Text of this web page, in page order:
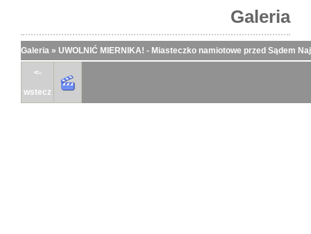
Galeria
Galeria » UWOLNIĆ MIERNIKA! - Miasteczko namiotowe przed Sądem
<-
wstecz